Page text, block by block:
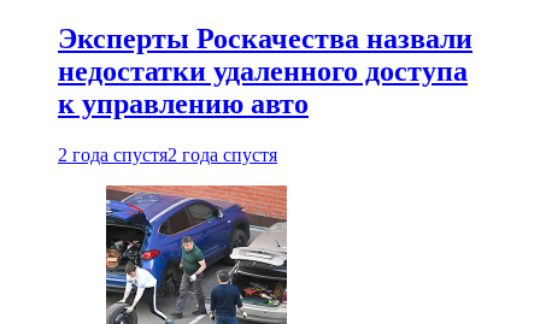
Эксперты Роскачества назвали
недостатки удаленного доступа
к управлению авто
2 года спустя2 года спустя